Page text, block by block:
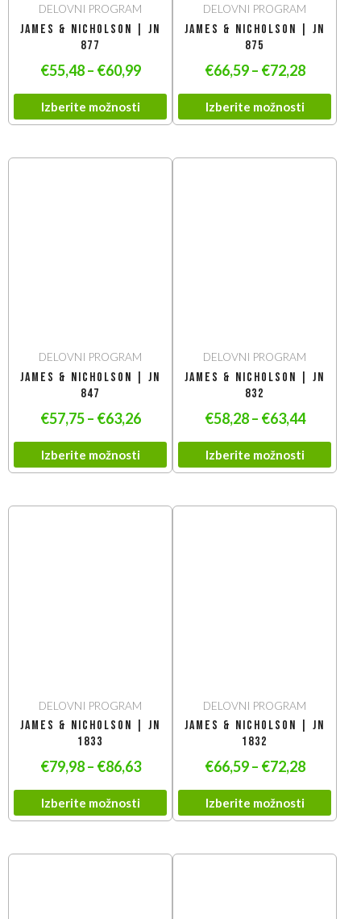
DELOVNI PROGRAM
James & Nicholson | JN
877
€55,48– €60,99
Izberite možnosti
DELOVNI PROGRAM
James & Nicholson | JN
875
€66,59– €72,28
Izberite možnosti
DELOVNI PROGRAM
James & Nicholson | JN
847
€57,75– €63,26
Izberite možnosti
DELOVNI PROGRAM
James & Nicholson | JN
832
€58,28– €63,44
Izberite možnosti
DELOVNI PROGRAM
James & Nicholson | JN
1833
€79,98– €86,63
Izberite možnosti
DELOVNI PROGRAM
James & Nicholson | JN
1832
€66,59– €72,28
Izberite možnosti